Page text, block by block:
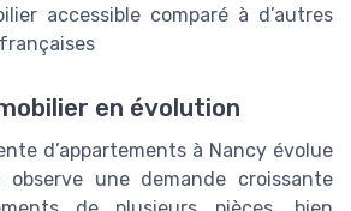
accessible comparé à d’autres
en évolution
d’appartements à Nancy évolue
observe une demande croissante